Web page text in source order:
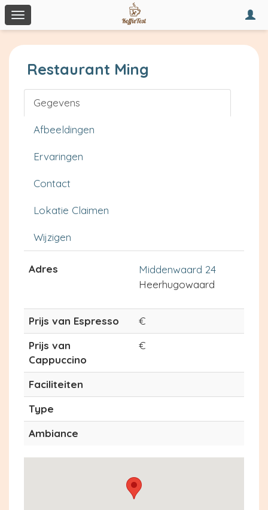
Toggle
navigation
Restaurant Ming
Gegevens
Afbeeldingen
Ervaringen
Contact
Lokatie Claimen
Wijzigen
Adres
Middenwaard 24
Heerhugowaard
Prijs van Espresso
€
Prijs van
Cappuccino
€
Faciliteiten
Type
Ambiance